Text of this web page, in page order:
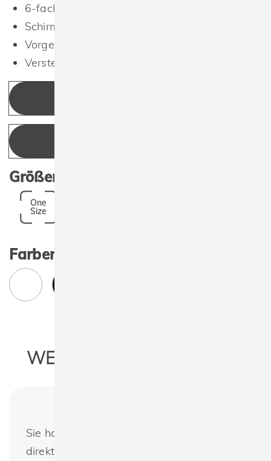
6-fach gesteppter Schirm
Schirmunterseite in passender Farbe
Vorgebogener Schirm
Verstellbares Band mit Metallschnalle.
Größen:
One
Size
Farben:
WEITERE INFORMATIONEN
Sie haben noch Fragen oder möchten
direkt bestellen? Flexfit 6245OC Low